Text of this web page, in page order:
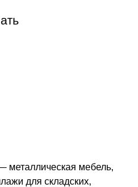
металлическая мебель,
для складских,